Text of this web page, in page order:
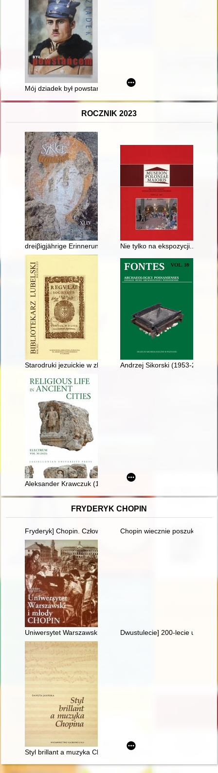
Mój dziadek był powstańcem
ROCZNIK 2023
dreiβigjährige Erinnerungsfest der Schlacht an der Katzbach"
Nie tylko na ekspozycji... : o
Starodruki jezuickie w zbiorach Wojewódzkiej Biblioteki
Andrzej Sikorski (1953-2023)
Aleksander Krawczuk (1922-2023)
FRYDERYK CHOPIN
Fryderyk] Chopin. Człowiek, dzieło, rezonansChopin wiecznie poszukiwany.
Uniwersytet Warszawski i młody ChopinDwustulecie] 200-lecie urodzin
Styl brillant a muzyka Chopina